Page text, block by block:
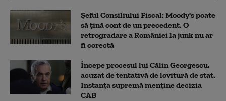
Șeful Consiliului Fiscal: Moody's poate
să țină cont de un precedent. O
retrogradare a României la junk nu ar
fi corectă
Începe procesul lui Călin Georgescu,
acuzat de tentativă de lovitură de stat.
Instanța supremă menține decizia
CAB